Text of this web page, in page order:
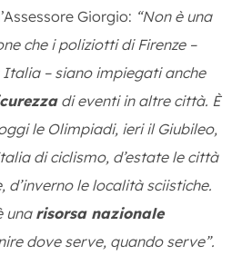
Giorgio: “Non è una
che i poliziotti di Firenze –
– siano impiegati anche
di eventi in altre città. È
le Olimpiadi, ieri il Giubileo,
di ciclismo, d’estate le città
le località sciistiche.
una risorsa nazionale
dove serve, quando serve”.